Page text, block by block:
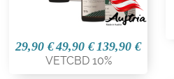
29,90 €49,90 € 139,90 €
VETCBD 10%